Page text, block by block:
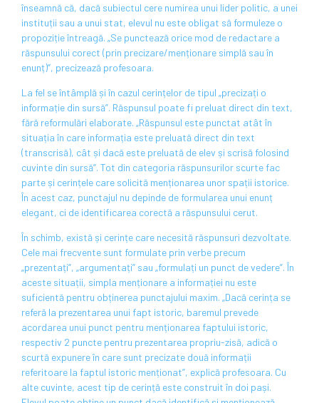
înseamnă că, dacă subiectul cere numirea unui lider politic, a unei
instituții sau a unui stat, elevul nu este obligat să formuleze o
propoziție întreagă. „Se punctează orice mod de redactare a
răspunsului corect (prin precizare/menționare simplă sau în
enunț)”, precizează profesoara.
La fel se întâmplă și în cazul cerințelor de tipul „precizați o
informație din sursă”. Răspunsul poate fi preluat direct din text,
fără reformulări elaborate. „Răspunsul este punctat atât în
situația în care informația este preluată direct din text
(transcrisă), cât și dacă este preluată de elev și scrisă folosind
cuvinte din sursă”. Tot din categoria răspunsurilor scurte fac
parte și cerințele care solicită menționarea unor spații istorice.
În acest caz, punctajul nu depinde de formularea unui enunț
elegant, ci de identificarea corectă a răspunsului cerut.
În schimb, există și cerințe care necesită răspunsuri dezvoltate.
Cele mai frecvente sunt formulate prin verbe precum
„prezentați”, „argumentați” sau „formulați un punct de vedere”. În
aceste situații, simpla menționare a informației nu este
suficientă pentru obținerea punctajului maxim. „Dacă cerința se
referă la prezentarea unui fapt istoric, baremul prevede
acordarea unui punct pentru menționarea faptului istoric,
respectiv 2 puncte pentru prezentarea propriu-zisă, adică o
scurtă expunere în care sunt precizate două informații
referitoare la faptul istoric menționat”, explică profesoara. Cu
alte cuvinte, acest tip de cerință este construit în doi pași.